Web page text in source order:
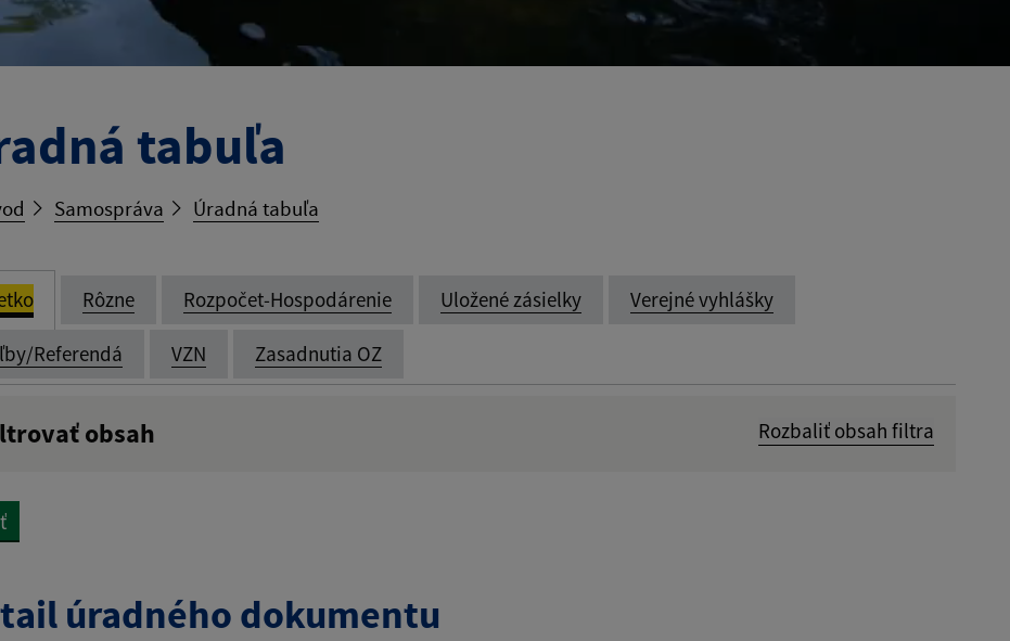
tabuľa
Samospráva Úradná tabuľa
Rôzne Rozpočet-Hospodárenie Uložené zásielky Verejné vyhlášky
Referendá VZN Zasadnutia OZ
obsah Rozbaliť obsah filtra
úradného dokumentu